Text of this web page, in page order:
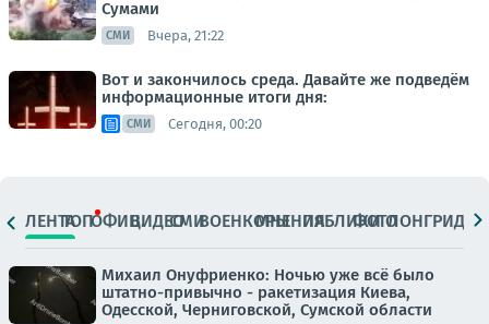
Сумами
СМИ Вчера, 21:22
Вот и закончилось среда. Давайте же подведём
информационные итоги дня:
СМИ Сегодня, 00:20
ЛЕНТАТОПОФИЦ.ВИДЕОСМИВОЕНКОРЫМНЕНИЯПАБЛИКИ
ФОТОЛОНГРИДЫ
Михаил Онуфриенко: Ночью уже всё было
штатно-привычно - ракетизация Киева,
Одесской, Черниговской, Сумской области